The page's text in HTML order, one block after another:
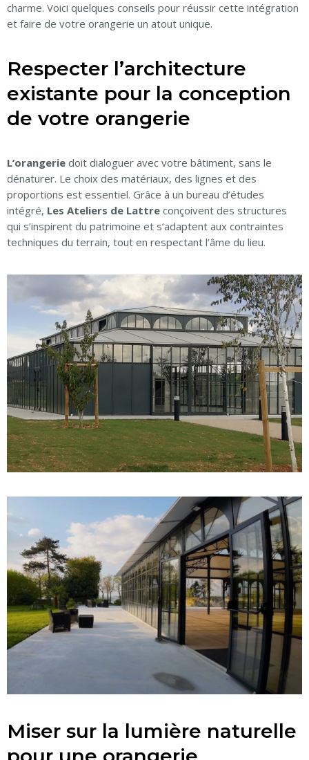
charme. Voici quelques conseils pour réussir cette intégration
et faire de votre orangerie un atout unique.
Respecter l’architecture
existante pour la conception
de votre orangerie
L’orangerie doit dialoguer avec votre bâtiment, sans le
dénaturer. Le choix des matériaux, des lignes et des
proportions est essentiel. Grâce à un bureau d’études
intégré, Les Ateliers de Lattre conçoivent des structures
qui s’inspirent du patrimoine et s’adaptent aux contraintes
techniques du terrain, tout en respectant l’âme du lieu.
Miser sur la lumière naturelle